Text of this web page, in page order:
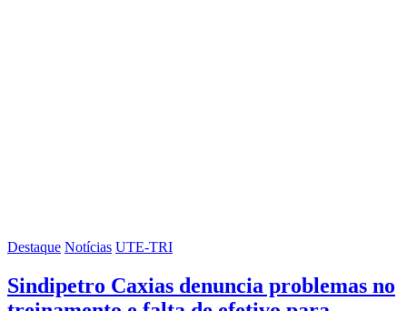
Destaque Notícias UTE-TRI
Sindipetro Caxias denuncia problemas no